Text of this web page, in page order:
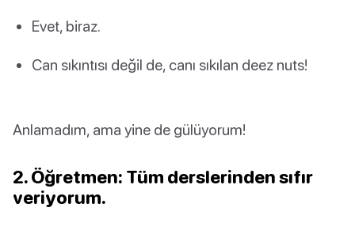
Evet, biraz.
Can sıkıntısı değil de, canı sıkılan deez nuts!
Anlamadım, ama yine de gülüyorum!
2. Öğretmen: Tüm derslerinden sıfır
veriyorum.